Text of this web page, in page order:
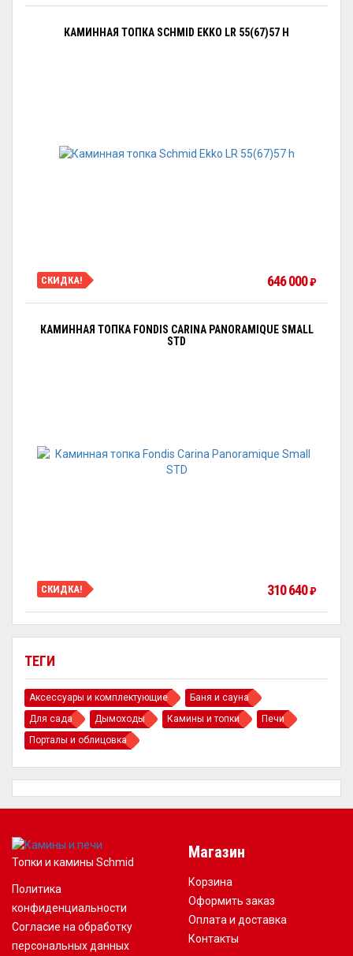
ТЕГИ
Аксессуары и комплектующие
Баня и сауна
Для сада
Дымоходы Камины и топки
Печи
Порталы и облицовка
КАМИННАЯ ТОПКА SCHMID EKKO LR 55(67)57 H
СКИДКА! 646 000₽
КАМИННАЯ ТОПКА FONDIS CARINA PANORAMIQUE SMALL
STD
СКИДКА! 310 640₽
Топки и камины Schmid
Политика
конфиденциальности
Согласие на обработку
персональных данных
Магазин
Корзина
Оформить заказ
Оплата и доставка
Контакты